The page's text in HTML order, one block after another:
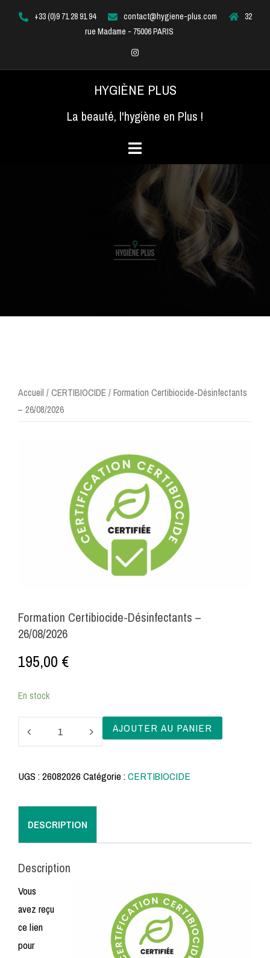
+33 (0)9 71 28 91 94 contact@hygiene-plus.com
32
rue Madame - 75006 PARIS
Instagram
HYGIÈNE PLUS
La beauté, l'hygiène en Plus !
Accueil /CERTIBIOCIDE/ Formation Certibiocide-Désinfectants
– 26/08/2026
Formation Certibiocide-Désinfectants –
26/08/2026
195,00 €
En stock
Certibiocide-
AJOUTER AU PANIER
UGS :26082026Catégorie :CERTIBIOCIDE
DESCRIPTION
Description
Vous
avez reçu
ce lien
pour